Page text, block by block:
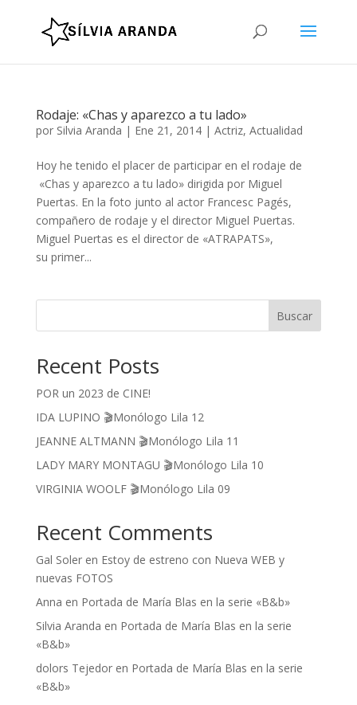
Rodaje: «Chas y aparezco a tu lado»
por Silvia Aranda | Ene 21, 2014| Actriz, Actualidad
Hoy he tenido el placer de participar en el rodaje de
«Chas y aparezco a tu lado» dirigida por Miguel
Puertas. En la foto junto al actor Francesc Pagés,
compañero de rodaje y el director Miguel Puertas.
Miguel Puertas es el director de «ATRAPATS»,
su primer...
Buscar
Recent Posts
POR un 2023 de CINE!
IDA LUPINO 🎬Monólogo Lila 12
JEANNE ALTMANN 🎬Monólogo Lila 11
LADY MARY MONTAGU 🎬Monólogo Lila 10
VIRGINIA WOOLF 🎬Monólogo Lila 09
Recent Comments
Gal Soleren Estoy de estreno con Nueva WEB y
nuevas FOTOS
Anna en Portada de María Blas en la serie «B&b»
Silvia Aranda en Portada de María Blas en la serie
«B&b»
dolors Tejedoren Portada de María Blas en la serie
«B&b»